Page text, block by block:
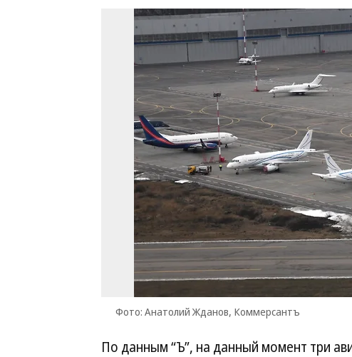
Фото: Анатолий Жданов, Коммерсантъ
По данным “Ъ”, на данный момент три